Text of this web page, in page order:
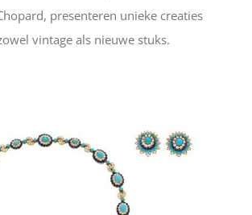
presenteren unieke creaties
vintage als nieuwe stuks.